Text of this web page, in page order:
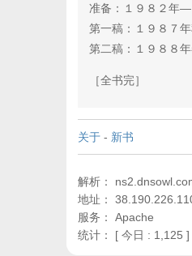
准备：１９８２年
第一稿：１９８７
第二稿：１９８８
［全书完］
关于 - 新书
解析：
地址：
服务： Apache
统计： [ 今日 : 1,125